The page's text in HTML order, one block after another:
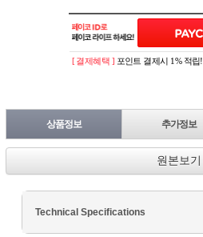
[ 결제혜택 ] 포인트 결제시 1% 적립!
상품정보 추가정보
원본보기
Technical Specifications